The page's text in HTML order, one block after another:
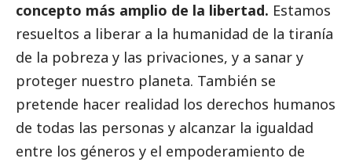
concepto más amplio de la libertad. Estamos
resueltos a liberar a la humanidad de la tiranía
de la pobreza y las privaciones, y a sanar y
proteger nuestro planeta. También se
pretende hacer realidad los derechos humanos
de todas las personas y alcanzar la igualdad
entre los géneros y el empoderamiento de